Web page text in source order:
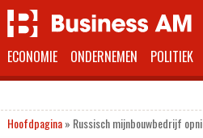
ECONOMIE ONDERNEMEN POLITIEK
Hoofdpagina» Russisch mijnbouwbedrijf